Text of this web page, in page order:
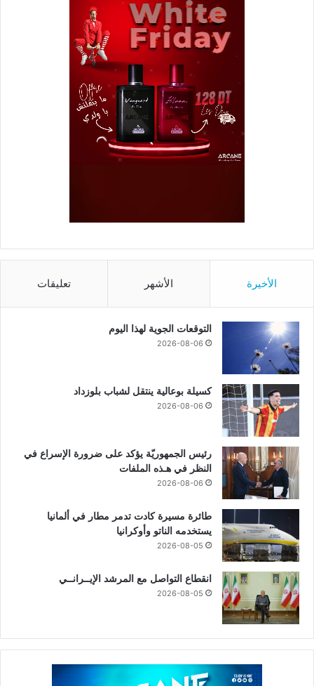
الأخيرة الأشهر تعليقات
التوقعات الجوية لهذا اليوم
2026-08-06
كسيلة بوعالية ينتقل لشباب بلوزداد
2026-08-06
رئيس الجمهوريّة يؤكد على ضرورة الإسراع في
النظر في هـذه الملفات
2026-08-06
طائرة مسيرة كادت تدمر مطار في ألمانيا
يستخدمه الناتو وأوكرانيا
2026-08-05
انقطاع التواصل مع المرشد الإيــرانــي
2026-08-05